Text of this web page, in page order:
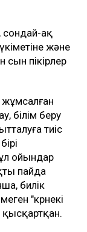
сондай-ақ
және
сын пікірлер
білім беру
тиіс
ойындар
пайда
билік
"көрнекі